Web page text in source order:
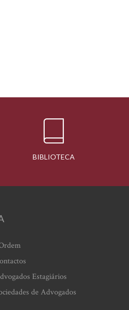
BIBLIOTECA
Estagiários
de Advogados